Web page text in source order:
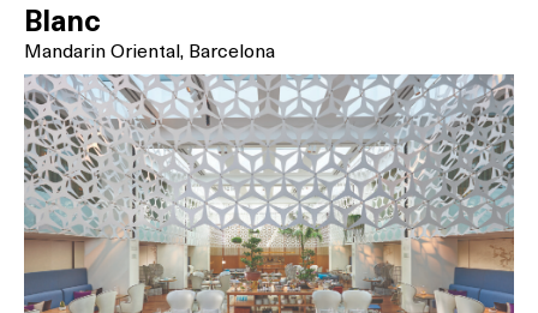
Blanc
Mandarin Oriental, Barcelona